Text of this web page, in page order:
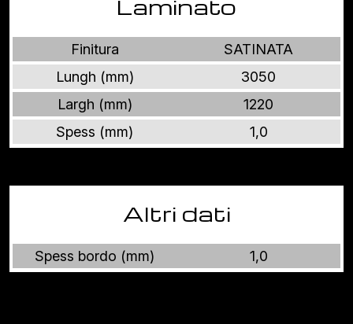
Laminato
Finitura
SATINATA
Lungh (mm)
3050
Largh (mm)
1220
Spess (mm)
1,0
Altri dati
Spess bordo (mm) 1,0